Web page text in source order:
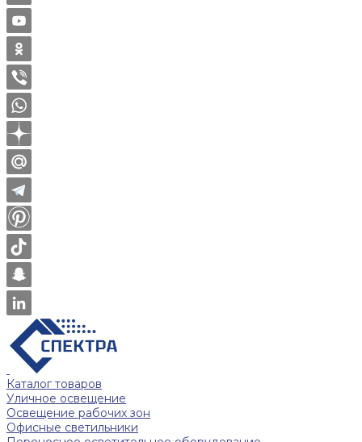
Каталог товаров
Уличное освещение
Освещение рабочих зон
Офисные светильники